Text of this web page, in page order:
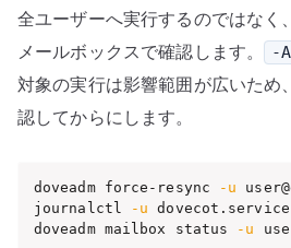
全ユーザーへ実行するのではなく
メールボックスで確認します。
-A
対象の実行は影響範囲が広いため
認してからにします。
doveadm force-resync -u
journalctl
-u dovecot.service
doveadm mailbox status
-u